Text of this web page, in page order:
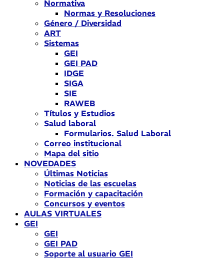
Normativa
Normas y Resoluciones
Género / Diversidad
ART
Sistemas
GEI
GEI PAD
IDGE
SIGA
SIE
RAWEB
Títulos y Estudios
Salud laboral
Formularios. Salud Laboral
Correo institucional
Mapa del sitio
NOVEDADES
Últimas Noticias
Noticias de las escuelas
Formación y capacitación
Concursos y eventos
AULAS VIRTUALES
GEI
GEI
GEI PAD
Soporte al usuario GEI